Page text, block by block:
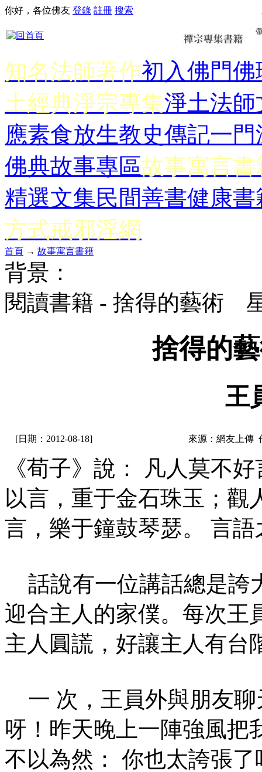
你好，各位佛友 登錄 註冊 搜索
知名法師著作初入佛門佛
土經典淨宗專集淨土法師
應素食放生教史傳記一門
佛典故事專區故事寓言書
精選文集民間善書健康書
方式戒邪淫網
首頁 → 故事寓言書籍
背景：
閱讀書籍 - 捨得的藝術
捨得的
王
[日期：2012-08-18] 來源：網友上傳
《荀子》說： 凡人莫不
以言，重于金石珠玉；觀
言，樂于鐘鼓琴瑟。 言
話說有一位講話總是誇
迎合主人的家僕。每次王
主人圓謊，好讓主人有台
一 次，王員外與朋友聊
呀！昨天晚上一陣強風把
不以為然： 你也太誇張